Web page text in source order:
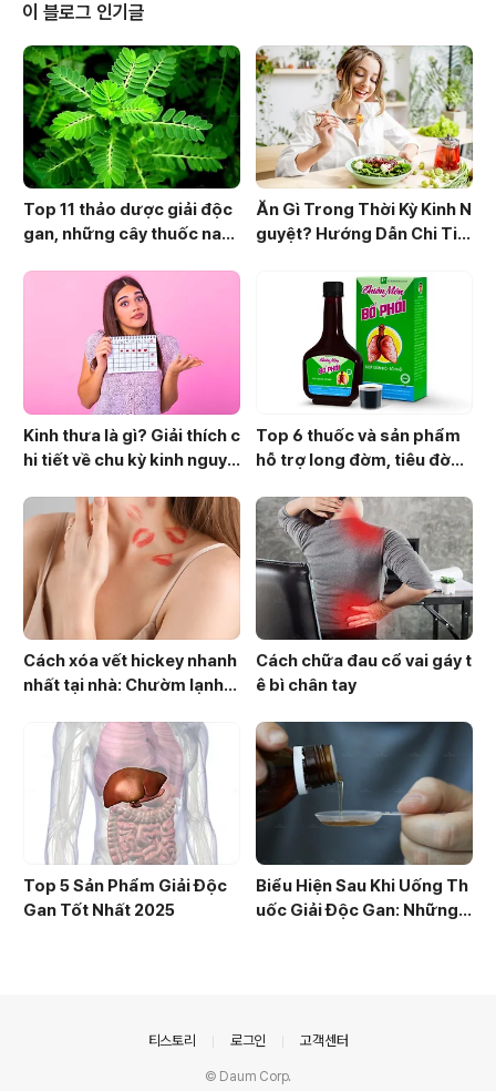
이 블로그 인기글
Top 11 thảo dược giải độc
gan, những cây thuốc nam
Ăn Gì Trong Thời Kỳ Kinh N
guyệt? Hướng Dẫn Chi Tiế
Kinh thưa là gì? Giải thích c
hi tiết về chu kỳ kinh nguyệ
Top 6 thuốc và sản phẩm
hỗ trợ long đờm, tiêu đờm
Cách xóa vết hickey nhanh
nhất tại nhà: Chườm lạnh,
Cách chữa đau cổ vai gáy t
ê bì chân tay
Top 5 Sản Phẩm Giải Độc
Gan Tốt Nhất 2025
Biểu Hiện Sau Khi Uống Th
uốc Giải Độc Gan: Những
티스토리 로그인 고객센터
© Daum Corp.